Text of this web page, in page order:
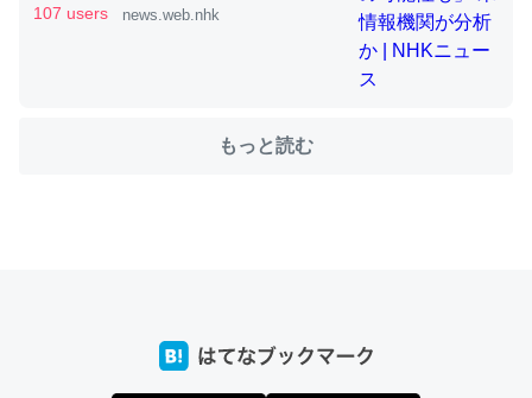
ジになったり努力してるし。
コミュニケーションが劇的に変化した｜tayorini by LIFULL介護
107 users news.web.nhk
もっと読む